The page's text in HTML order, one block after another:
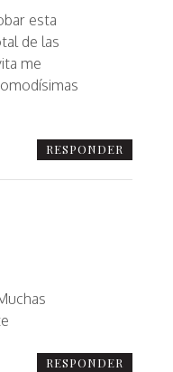
esta
de las
me
RESPONDER
RESPONDER